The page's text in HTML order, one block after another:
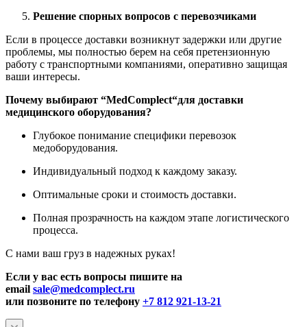
Решение спорных вопросов с перевозчиками
Если в процессе доставки возникнут задержки или другие
проблемы, мы полностью берем на себя претензионную
работу с транспортными компаниями, оперативно защищая
ваши интересы.
Почему выбирают “MedComplect“для доставки
медицинского оборудования?
Глубокое понимание специфики перевозок
медоборудования.
Индивидуальный подход к каждому заказу.
Оптимальные сроки и стоимость доставки.
Полная прозрачность на каждом этапе логистического
процесса.
С нами ваш груз в надежных руках!
Если у вас есть вопросы пишите на
email sale@medcomplect.ru
или позвоните по телефону +7 812 921-13-21